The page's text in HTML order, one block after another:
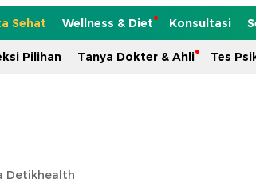
Sehat Wellness & Diet Konsultasi
Pilihan Tanya Dokter & Ahli Tes
Detikhealth